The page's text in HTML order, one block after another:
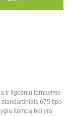
ir ilgesniu tarnavimo
675 tipo
įtampą bei yra